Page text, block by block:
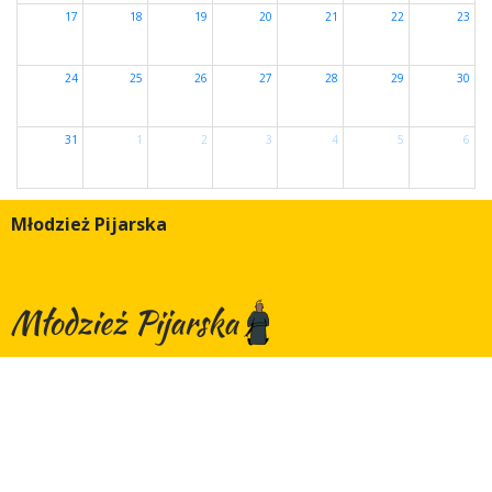
INNE
GALERIA
RUCH CALASANZ
17 18 19 20 21 22 23
24 25 26 27 28 29 30
31 1 2 3 4 5 6
Młodzież Pijarska